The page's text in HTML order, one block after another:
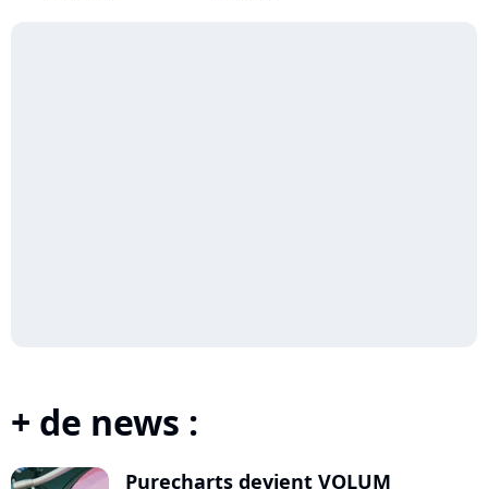
+ de news :
Purecharts devient VOLUM